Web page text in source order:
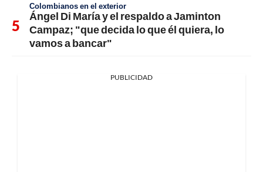
Colombianos en el exterior
Ángel Di María y el respaldo a Jaminton
Campaz; "que decida lo que él quiera, lo
vamos a bancar"
PUBLICIDAD